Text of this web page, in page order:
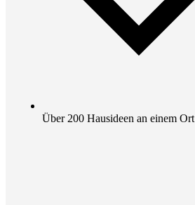
Über 200 Hausideen an einem Ort